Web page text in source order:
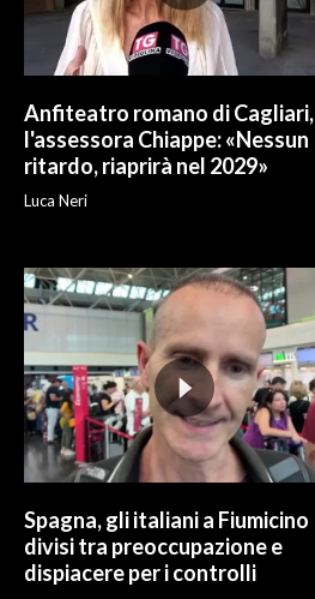
Anfiteatro romano di Cagliari,
l'assessora Chiappe: «Nessun
ritardo, riaprirà nel 2029»
Luca Neri
Spagna, gli italiani a Fiumicino
divisi tra preoccupazione e
dispiacere per i controlli